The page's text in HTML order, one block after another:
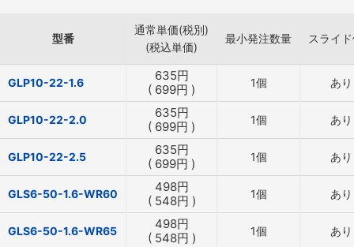
型番
通常単価(税別)
(税込単価)
最小発注数量 スライ
GLP10-22-1.6 635円
( 699円 ) 1個 あり
GLP10-22-2.0 635円
( 699円 ) 1個 あり
GLP10-22-2.5 635円
( 699円 ) 1個 あり
GLS6-50-1.6-WR60 498円
( 548円 ) 1個 あり
GLS6-50-1.6-WR65 498円
( 548円 ) 1個 あり